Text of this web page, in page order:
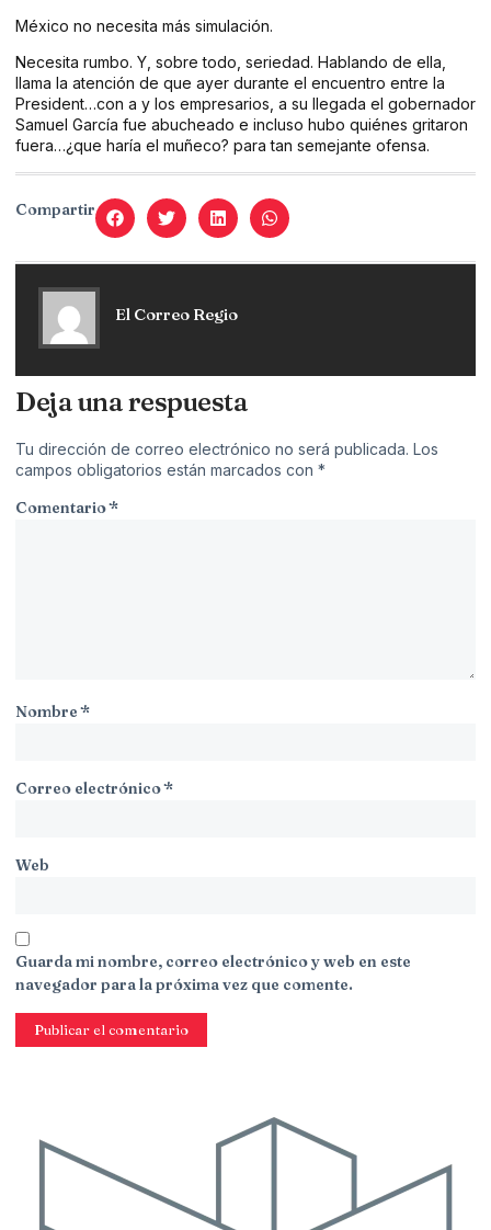
México no necesita más simulación.
Necesita rumbo. Y, sobre todo, seriedad. Hablando de ella,
llama la atención de que ayer durante el encuentro entre la
President…con a y los empresarios, a su llegada el gobernador
Samuel García fue abucheado e incluso hubo quiénes gritaron
fuera…¿que haría el muñeco? para tan semejante ofensa.
Compartir
El Correo Regio
Deja una respuesta
Tu dirección de correo electrónico no será publicada. Los
campos obligatorios están marcados con *
Comentario*
Nombre*
Correo electrónico*
Web
Guarda mi nombre, correo electrónico y web en este
navegador para la próxima vez que comente.